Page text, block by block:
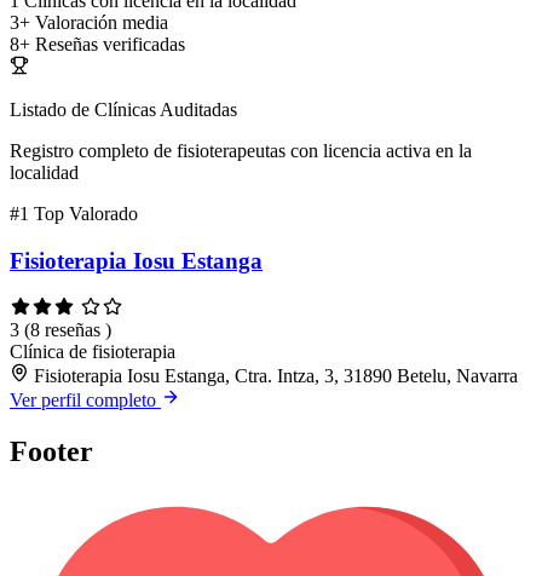
3+ Valoración media
8+ Reseñas verificadas
Listado de Clínicas Auditadas
Registro completo de fisioterapeutas con licencia activa en la
localidad
#1 Top Valorado
Fisioterapia Iosu Estanga
3 (8 reseñas )
Clínica de fisioterapia
Fisioterapia Iosu Estanga, Ctra. Intza, 3, 31890 Betelu, Navarra
Ver perfil completo
Footer